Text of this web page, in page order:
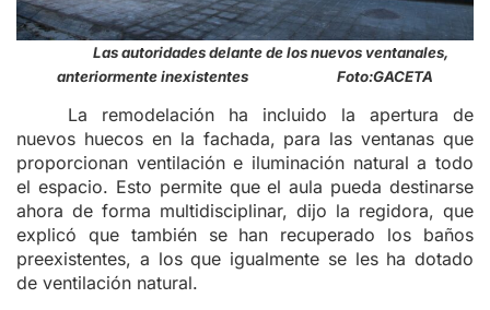
Las autoridades delante de los nuevos ventanales,
anteriormente inexistentes Foto:GACETA
La remodelación ha incluido la apertura de
nuevos huecos en la fachada, para las ventanas que
proporcionan ventilación e iluminación natural a todo
el espacio. Esto permite que el aula pueda destinarse
ahora de forma multidisciplinar, dijo la regidora, que
explicó que también se han recuperado los baños
preexistentes, a los que igualmente se les ha dotado
de ventilación natural.